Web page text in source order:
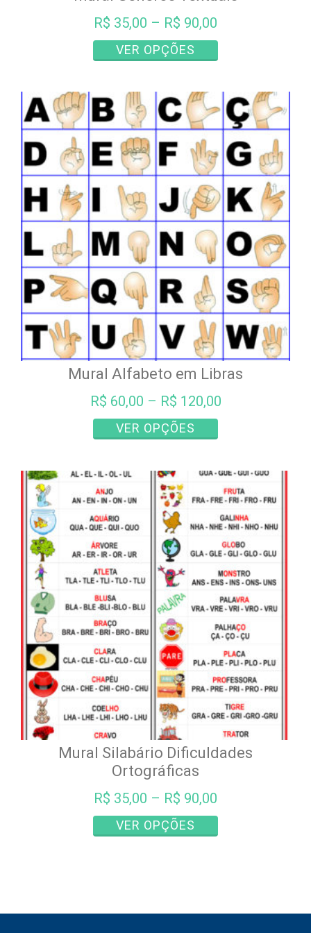
R$ 35,00 – R$ 90,00
VER OPÇÕES
produto
várias
variantes.
As
opções
podem
ser
escolhidas
na
página
do
produto
Mural Alfabeto em Libras
R$ 60,00 – R$ 120,00
VER OPÇÕES
produto
várias
variantes.
opções
podem
ser
escolhidas
página
do
produto
Mural Silabário Dificuldades
Ortográficas
R$ 35,00 – R$ 90,00
VER OPÇÕES
produto